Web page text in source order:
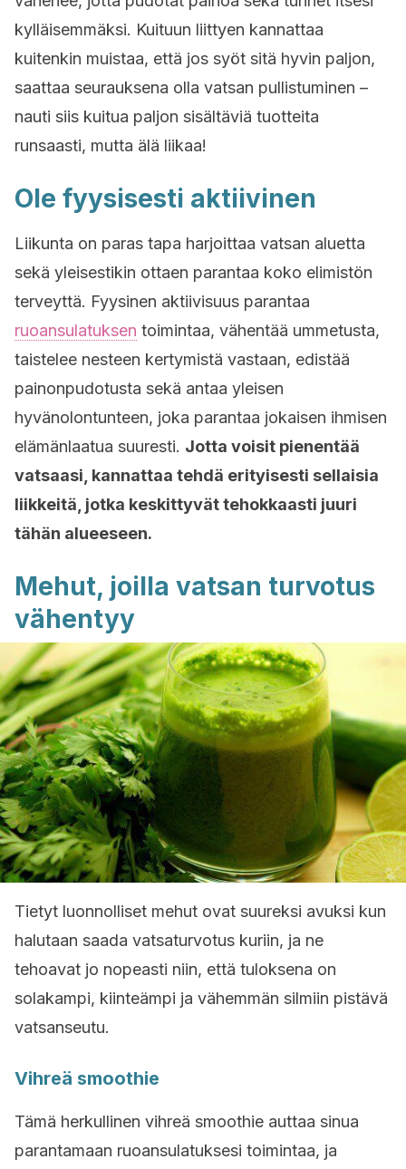
kylläisemmäksi. Kuituun liittyen kannattaa
kuitenkin muistaa, että jos syöt sitä hyvin paljon,
saattaa seurauksena olla vatsan pullistuminen –
nauti siis kuitua paljon sisältäviä tuotteita
runsaasti, mutta älä liikaa!
Ole fyysisesti aktiivinen
Liikunta on paras tapa harjoittaa vatsan aluetta
sekä yleisestikin ottaen parantaa koko elimistön
terveyttä. Fyysinen aktiivisuus parantaa
ruoansulatuksen toimintaa, vähentää ummetusta,
taistelee nesteen kertymistä vastaan, edistää
painonpudotusta sekä antaa yleisen
hyvänolontunteen, joka parantaa jokaisen ihmisen
elämänlaatua suuresti. Jotta voisit pienentää
vatsaasi, kannattaa tehdä erityisesti sellaisia
liikkeitä, jotka keskittyvät tehokkaasti juuri
tähän alueeseen.
Mehut, joilla vatsan turvotus
vähentyy
Tietyt luonnolliset mehut ovat suureksi avuksi kun
halutaan saada vatsaturvotus kuriin, ja ne
tehoavat jo nopeasti niin, että tuloksena on
solakampi, kiinteämpi ja vähemmän silmiin pistävä
vatsanseutu.
Vihreä smoothie
Tämä herkullinen vihreä smoothie auttaa sinua
parantamaan ruoansulatuksesi toimintaa, ja